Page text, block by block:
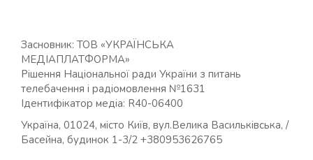
Засновник: ТОВ «УКРАЇНСЬКА
МЕДІАПЛАТФОРМА»
Рішення Національної ради України з питань
телебачення і радіомовлення №1631
Ідентифікатор медіа: R40-06400
Україна, 01024, місто Київ, вул.Велика Васильківська, /
Басейна, будинок 1-3/2 +380953626765